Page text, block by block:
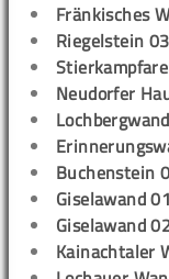
Fränkisches
Riegelstein
Neudorfer
Lochbergwand
Buchenstein
Giselawand
Giselawand
Kainachtaler